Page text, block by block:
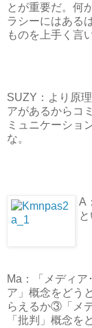
とが重要だ。何
ラシーにはある
ものを上手く言
SUZY：より原
アがあるからコ
ミュニケーショ
な。
A
Ma：「メディ
ア」概念をどう
らえるか③「メ
「批判」概念を